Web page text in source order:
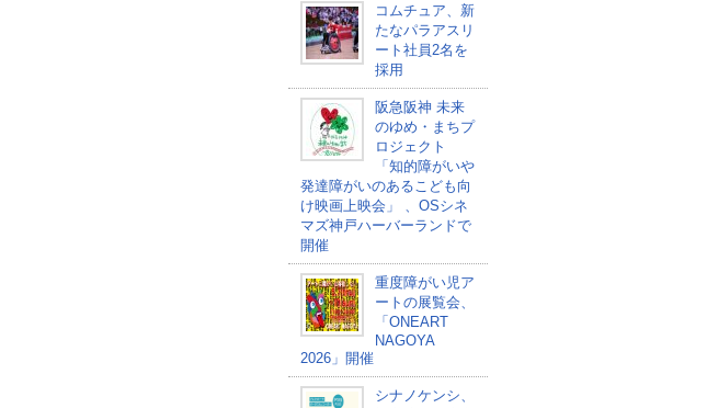
コムチュア、新
たなパラアスリ
ート社員2名を
採用
阪急阪神 未来
のゆめ・まちプ
ロジェクト
「知的障がいや
発達障がいのあるこども向
け映画上映会」 、OSシネ
マズ神戸ハーバーランドで
開催
重度障がい児ア
ートの展覧会、
「ONEART
NAGOYA
2026」開催
シナノケンシ、